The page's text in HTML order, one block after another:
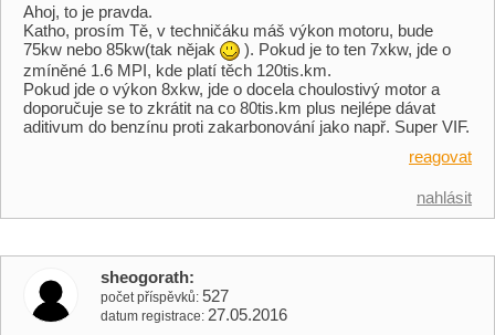
Ahoj, to je pravda.
Katho, prosím Tě, v techničáku máš výkon motoru, bude
75kw nebo 85kw(tak nějak
). Pokud je to ten 7xkw, jde o
zmíněné 1.6 MPI, kde platí těch 120tis.km.
Pokud jde o výkon 8xkw, jde o docela choulostivý motor a
doporučuje se to zkrátit na co 80tis.km plus nejlépe dávat
aditivum do benzínu proti zakarbonování jako např. Super VIF.
reagovat
nahlásit
sheogorath
počet příspěvků 527
datum registrace 27.05.2016